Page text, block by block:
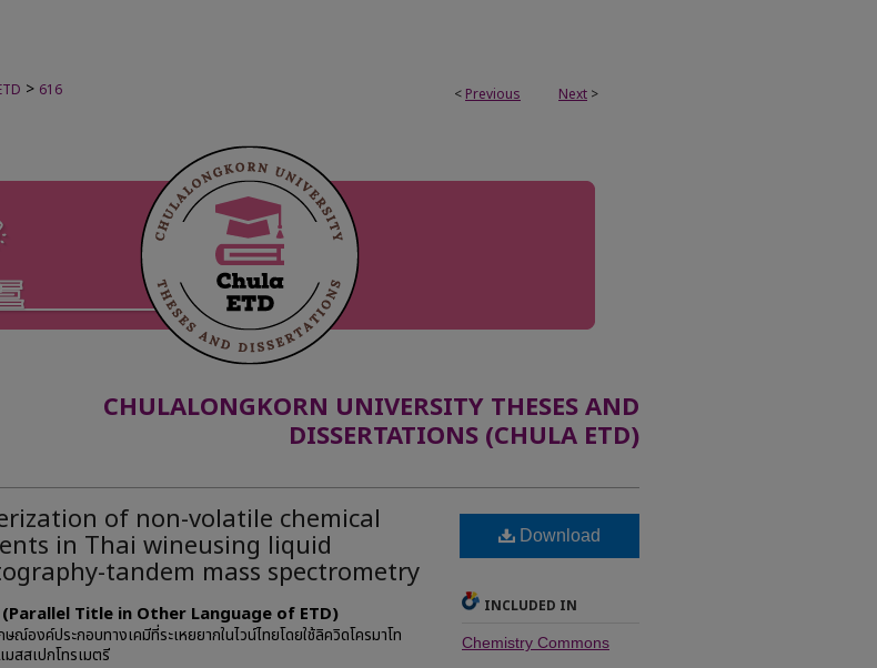
< Previous Next >
> 616
CHULALONGKORN UNIVERSITY THESES AND
DISSERTATIONS (CHULA ETD)
of non-volatile chemical
in Thai wineusing liquid
tandem mass spectrometry
Title in Other Language of ETD)
ณ์องค์ประกอบทางเคมีที่ระเหยยากในไวน์ไทยโดยใช้ลิควิดโครมาโท
สสเปกโทรเมตรี
Download
INCLUDED IN
Chemistry Commons